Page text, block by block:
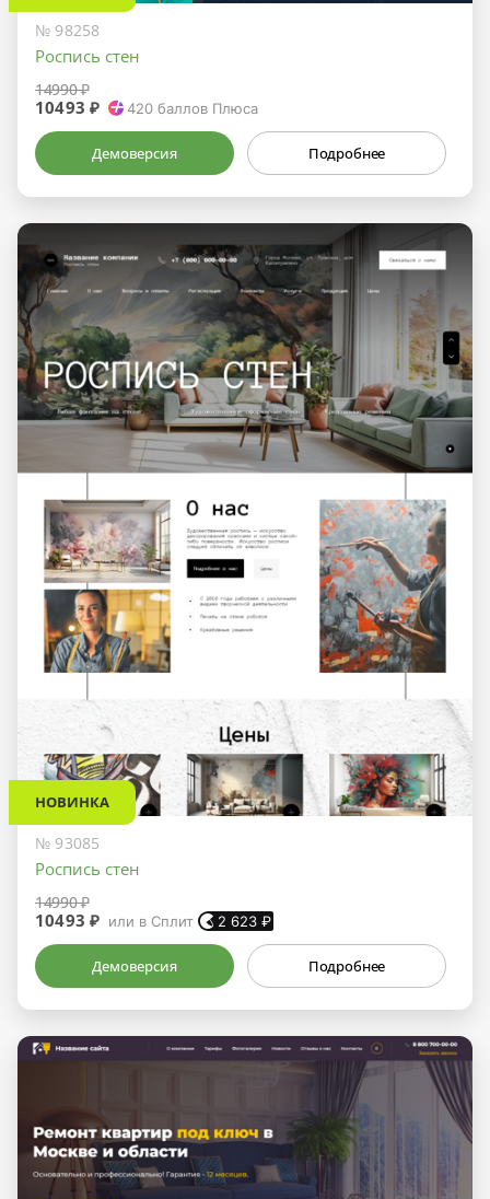
№ 98258
Роспись стен
14990 ₽
10493 ₽ 420 баллов Плюса
Демоверсия Подробнее
НОВИНКА
№ 93085
Роспись стен
14990 ₽
10493 ₽ или в Сплит 2 623 ₽
Демоверсия Подробнее